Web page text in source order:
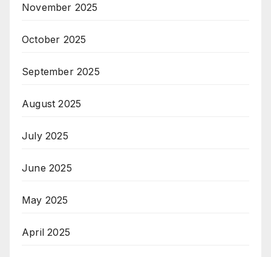
November 2025
October 2025
September 2025
August 2025
July 2025
June 2025
May 2025
April 2025